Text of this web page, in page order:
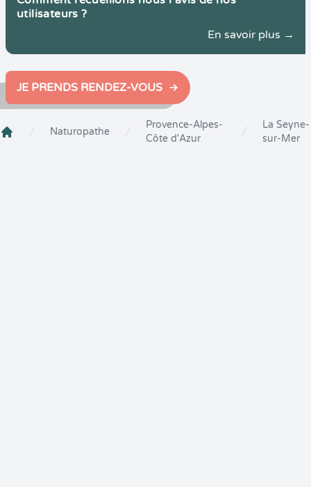
utilisateurs ?
En savoir plus →
JE PRENDS RENDEZ-VOUS
Naturopathe
Provence-Alpes-
Côte d'Azur
La Seyne-
sur-Mer